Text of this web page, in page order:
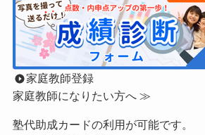
家庭教師登録
家庭教師になりたい方へ ≫
塾代助成カードの利用が可能です。